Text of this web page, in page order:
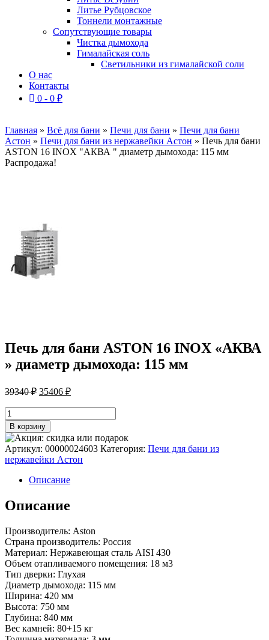
Литье Рубцовское
Тоннели монтажные
Сопутствующие товары
Чистка дымохода
Гималайская соль
Светильники из гималайской соли
О нас
Контакты
0 - 0 ₽
Главная » Всё для бани » Печи для бани » Печи для бани
Астон » Печи для бани из нержавейки Астон » Печь для бани
ASTON 16 INOX "АКВА " диаметр дымохода: 115 мм
Распродажа!
Печь для бани ASTON 16 INOX «АКВА
» диаметр дымохода: 115 мм
39340₽ Первоначальная
составляла
39340 ₽.
35406 ₽Текущая
Количество
товара
Печь
для
бани
ASTON
"АКВА
"
дымохода:
115
мм
В корзину
Артикул: 00000024603 Категория: Печи для бани из
нержавейки Астон
Описание
Описание
Производитель: Aston
Страна производитель: Россия
Материал: Нержавеющая сталь AISI 430
Объем отапливаемого помещения: 18 м3
Тип дверки: Глухая
Диаметр дымохода: 115 мм
Ширина: 420 мм
Высота: 750 мм
Глубина: 840 мм
Вес камней: 80+15 кг